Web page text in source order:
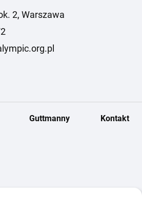
2, Warszawa
Guttmanny Kontakt